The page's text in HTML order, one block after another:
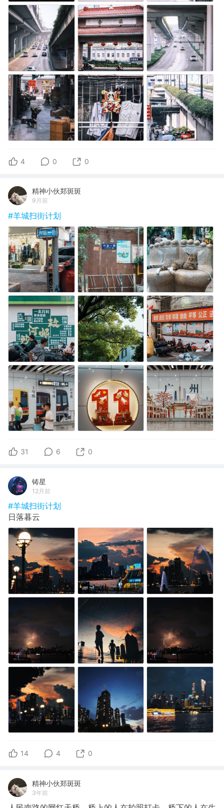
4 0 0
精神小伙郑斑斑
9月前
#羊城扫街计划
31 6 0
铸星
12月前
#羊城扫街计划
日落暮云
14 4 0
精神小伙郑斑斑
3年前